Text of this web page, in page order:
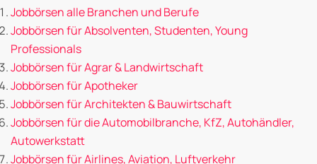
Jobbörsen alle Branchen und Berufe
Jobbörsen für Absolventen, Studenten, Young
Professionals
Jobbörsen für Agrar & Landwirtschaft
Jobbörsen für Apotheker
Jobbörsen für Architekten & Bauwirtschaft
Jobbörsen für die Automobilbranche, KfZ, Autohändler,
Autowerkstatt
Jobbörsen für Airlines, Aviation, Luftverkehr